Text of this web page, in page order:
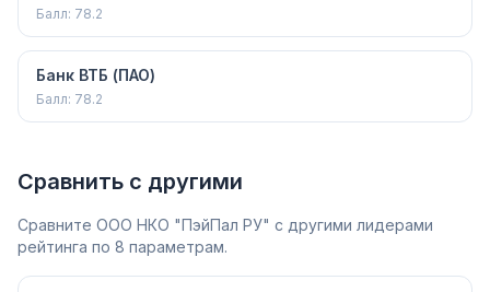
Балл: 78.2
Банк ВТБ (ПАО)
Балл: 78.2
Сравнить с другими
Сравните ООО НКО "ПэйПал РУ" с другими лидерами
рейтинга по 8 параметрам.